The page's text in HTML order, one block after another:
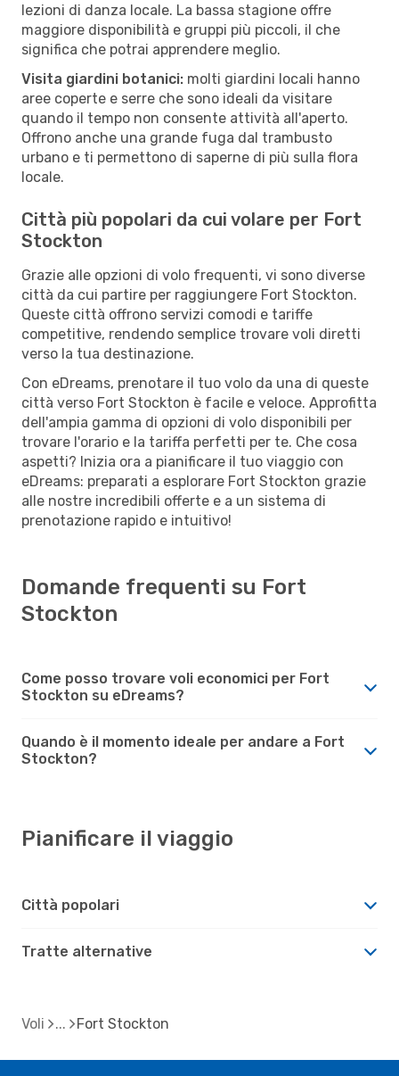
lezioni di danza locale. La bassa stagione offre
maggiore disponibilità e gruppi più piccoli, il che
significa che potrai apprendere meglio.
Visita giardini botanici: molti giardini locali hanno
aree coperte e serre che sono ideali da visitare
quando il tempo non consente attività all'aperto.
Offrono anche una grande fuga dal trambusto
urbano e ti permettono di saperne di più sulla flora
locale.
Città più popolari da cui volare per Fort
Stockton
Grazie alle opzioni di volo frequenti, vi sono diverse
città da cui partire per raggiungere Fort Stockton.
Queste città offrono servizi comodi e tariffe
competitive, rendendo semplice trovare voli diretti
verso la tua destinazione.
Con eDreams, prenotare il tuo volo da una di queste
città verso Fort Stockton è facile e veloce. Approfitta
dell'ampia gamma di opzioni di volo disponibili per
trovare l'orario e la tariffa perfetti per te. Che cosa
aspetti? Inizia ora a pianificare il tuo viaggio con
eDreams: preparati a esplorare Fort Stockton grazie
alle nostre incredibili offerte e a un sistema di
prenotazione rapido e intuitivo!
Domande frequenti su Fort
Stockton
Come posso trovare voli economici per Fort
Stockton su eDreams?
Quando è il momento ideale per andare a Fort
Stockton?
Pianificare il viaggio
Città popolari
Tratte alternative
Voli Fort Stockton